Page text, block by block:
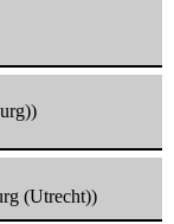
(Utrecht))